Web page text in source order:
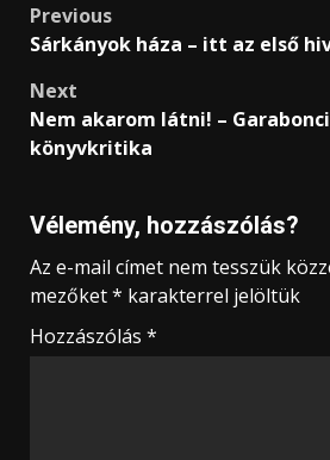
Post
navigation
Previous
Sárkányok háza – itt az első
Next
Nem akarom látni! –
könyvkritika
Vélemény, hozzászólás?
Az e-mail címet nem tesszük
mezőket* karakterrel jelöltük
Hozzászólás *